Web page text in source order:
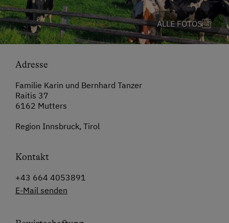
ALLE FOTOS
Adresse
Familie Karin und Bernhard Tanzer
Raitis 37
6162 Mutters
Region Innsbruck, Tirol
Kontakt
+43 664 4053891
E-Mail senden